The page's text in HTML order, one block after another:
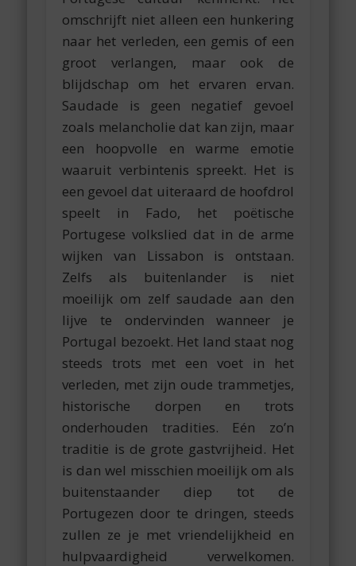
omschrijft niet alleen een hunkering
naar het verleden, een gemis of een
groot verlangen, maar ook de
blijdschap om het ervaren ervan.
Saudade is geen negatief gevoel
zoals melancholie dat kan zijn, maar
een hoopvolle en warme emotie
waaruit verbintenis spreekt. Het is
een gevoel dat uiteraard de hoofdrol
speelt in Fado, het poëtische
Portugese volkslied dat in de arme
wijken van Lissabon is ontstaan.
Zelfs als buitenlander is niet
moeilijk om zelf saudade aan den
lijve te ondervinden wanneer je
Portugal bezoekt. Het land staat nog
steeds trots met een voet in het
verleden, met zijn oude trammetjes,
historische dorpen en trots
onderhouden tradities. Eén zo’n
traditie is de grote gastvrijheid. Het
is dan wel misschien moeilijk om als
buitenstaander diep tot de
Portugezen door te dringen, steeds
zullen ze je met vriendelijkheid en
hulpvaardigheid verwelkomen.